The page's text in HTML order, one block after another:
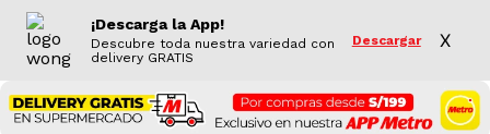
¡Descarga la App!
Descubre toda nuestra variedad con
delivery GRATIS
Descargar X